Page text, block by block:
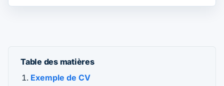
Table des matières
Exemple de CV